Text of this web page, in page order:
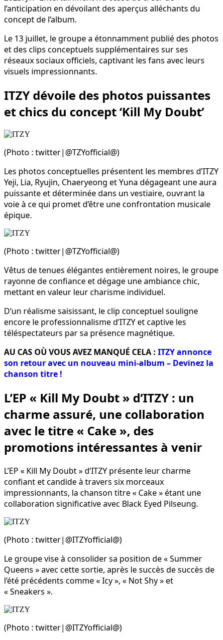
l’anticipation en dévoilant des aperçus alléchants du
concept de l’album.
Le 13 juillet, le groupe a étonnamment publié des photos
et des clips conceptuels supplémentaires sur ses
réseaux sociaux officiels, captivant les fans avec leurs
visuels impressionnants.
ITZY dévoile des photos puissantes
et chics du concept ‘Kill My Doubt’
(Photo : twitter|@TZYofficial@)
Les photos conceptuelles présentent les membres d’ITZY
Yeji, Lia, Ryujin, Chaeryeong et Yuna dégageant une aura
puissante et déterminée dans un vestiaire, ouvrant la
voie à ce qui promet d’être une confrontation musicale
épique.
(Photo : twitter|@TZYofficial@)
Vêtus de tenues élégantes entièrement noires, le groupe
rayonne de confiance et dégage une ambiance chic,
mettant en valeur leur charisme individuel.
D’un réalisme saisissant, le clip conceptuel souligne
encore le professionnalisme d’ITZY et captive les
téléspectateurs par sa présence magnétique.
AU CAS OÙ VOUS AVEZ MANQUÉ CELA : ITZY annonce
son retour avec un nouveau mini-album – Devinez la
chanson titre !
L’EP « Kill My Doubt » d’ITZY : un
charme assuré, une collaboration
avec le titre « Cake », des
promotions intéressantes à venir
L’EP « Kill My Doubt » d’ITZY présente leur charme
confiant et candide à travers six morceaux
impressionnants, la chanson titre « Cake » étant une
collaboration significative avec Black Eyed Pilseung.
(Photo : twitter|@ITZYofficial@)
Le groupe vise à consolider sa position de « Summer
Queens » avec cette sortie, après le succès de succès de
l’été précédents comme « Icy », « Not Shy » et
« Sneakers ».
(Photo : twitter|@ITZYofficial@)